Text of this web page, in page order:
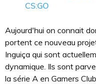
CS:GO
Aujourd'hui on connait
portent ce nouveau
Inguiça qui sont
dynamique. Ils sont
la série A en Gamers